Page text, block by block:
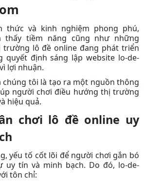
thức và kinh nghiệm phong phú,
thấy tiềm năng cũng như những
lô đề online đang phát triển
quyết định sáng lập website lo-de-
lợi nhuận.
chúng tôi là tạo ra một nguồn thông
người chơi điều hướng thị trường
hiệu quả.
chơi lô đề online uy
yếu tố cốt lõi để người chơi gắn bó
uy tín và minh bạch. Do đó, lo-de-
tôn chỉ: